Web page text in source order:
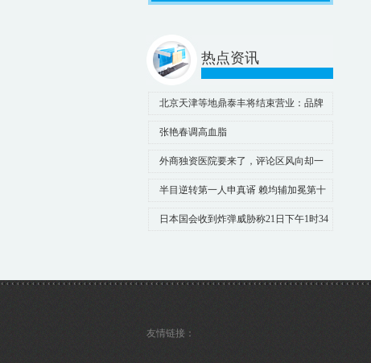
热点资讯
北京天津等地鼎泰丰将结束营业：品牌
期限届满，华东华南门店不受影响
张艳春调高血脂
外商独资医院要来了，评论区风向却一
边倒？
半目逆转第一人申真谞 赖均辅加冕第十
届国手山脉
日本国会收到炸弹威胁称21日下午1时34
友情链接：